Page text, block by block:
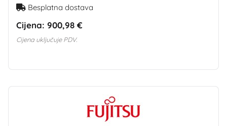
Besplatna dostava
Cijena: 900,98 €
Cijena uključuje PDV.